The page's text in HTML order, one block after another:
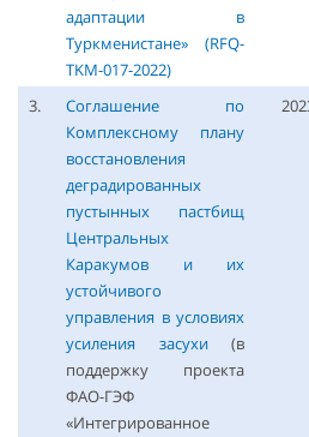
адаптации в
Туркменистане» (RFQ-
TKM-017-2022)
3.
Соглашение по
Комплексному плану
восстановления
деградированных
пустынных пастбищ
Центральных
Каракумов и их
устойчивого
управления в условиях
усиления засухи(в
поддержку проекта
ФАО-ГЭФ
«Интегрированное